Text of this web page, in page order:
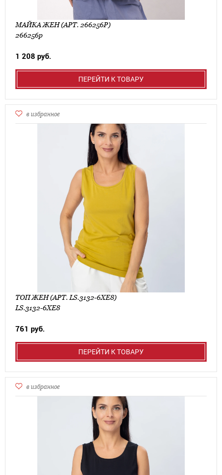
МАЙКА ЖЕН (АРТ. 266256Р)
266256р
1 208 руб.
ПЕРЕЙТИ К ТОВАРУ
в избранное
ТОП ЖЕН (АРТ. LS.3132-6XE8)
LS.3132-6XE8
761 руб.
ПЕРЕЙТИ К ТОВАРУ
в избранное